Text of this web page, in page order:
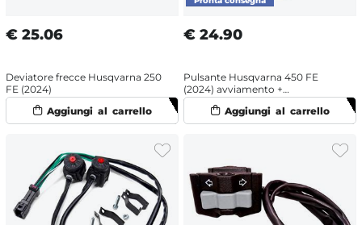
€ 25.06
Deviatore frecce Husqvarna 250
FE (2024)
€ 24.90
Pulsante Husqvarna 450 FE
(2024) avviamento +
spegnimento